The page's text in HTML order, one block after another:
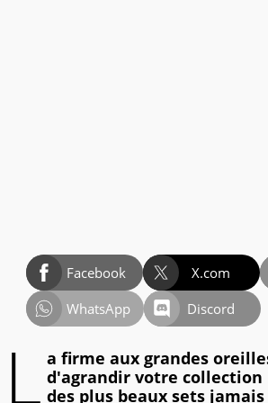
Facebook X.com
WhatsApp
Discord
L a firme aux grandes
d'agrandir votre collection
des plus beaux sets